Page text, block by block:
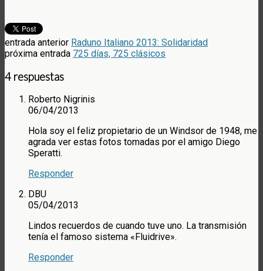
entrada anterior Raduno Italiano 2013: Solidaridad
próxima entrada 725 días, 725 clásicos
4 respuestas
Roberto Nigrinis
06/04/2013
Hola soy el feliz propietario de un Windsor de 1948, me
agrada ver estas fotos tomadas por el amigo Diego
Speratti.
Responder
DBU
05/04/2013
Lindos recuerdos de cuando tuve uno. La transmisión
tenía el famoso sistema «Fluidrive».
Responder